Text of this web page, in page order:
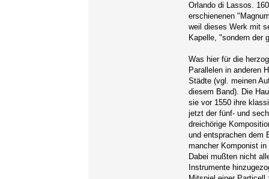
Orlando di Lassos.
erschienenen
weil dieses Werk mit
Kapelle, "sondern der
Was hier für die
Parallelen in anderen
Städte (vgl. meinen
diesem Band). Die
sie vor 1550 ihre
jetzt der fünf- und
dreichörige
und entsprachen dem
mancher Komponist
Dabei mußten nicht
Instrumente